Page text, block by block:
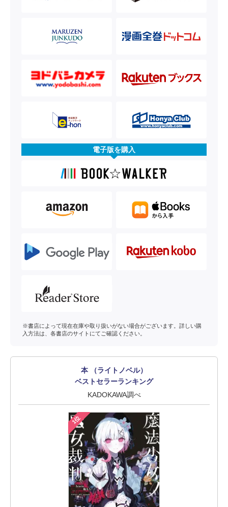
電子版を購入
※書店によって現在在庫や取り扱いがない場合がございます。詳しい購
入方法は、各書店のサイトにてご確認ください。
本 （ライトノベル）
ベストセラーランキング
KADOKAWA調べ
1位